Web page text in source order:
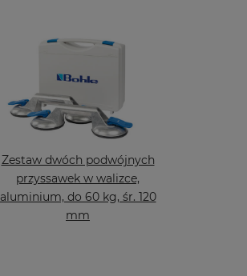
Zestaw dwóch podwójnych
przyssawek w walizce,
aluminium, do 60 kg, śr. 120
mm